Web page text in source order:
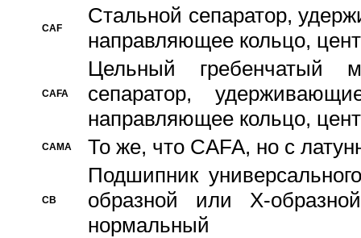
CAF
Стальной сепаратор,
направляющее кольцо,
CAFA
Цельный гребенчатый
сепаратор,
направляющее кольцо,
CAMA То же, что CAFA, но с
CB
Подшипник
образной или Х-
нормальный